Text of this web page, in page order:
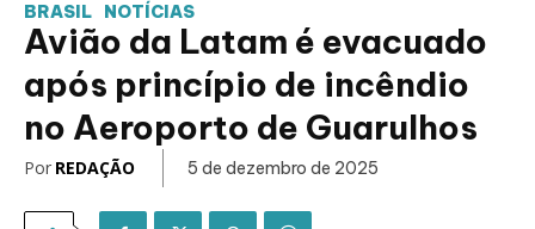
BRASIL NOTÍCIAS
Avião da Latam é evacuado
após princípio de incêndio
no Aeroporto de Guarulhos
Por REDAÇÃO 5 de dezembro de 2025